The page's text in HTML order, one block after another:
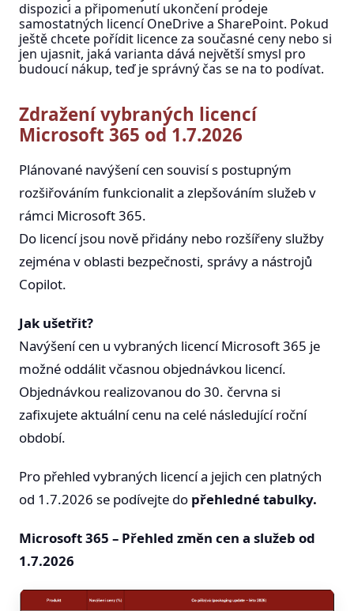
dispozici a připomenutí ukončení prodeje
samostatných licencí OneDrive a SharePoint. Pokud
ještě chcete pořídit licence za současné ceny nebo si
jen ujasnit, jaká varianta dává největší smysl pro
budoucí nákup, teď je správný čas se na to podívat.
Zdražení vybraných licencí
Microsoft 365 od 1.7.2026
Plánované navýšení cen souvisí s postupným
rozšiřováním funkcionalit a zlepšováním služeb v
rámci Microsoft 365.
Do licencí jsou nově přidány nebo rozšířeny služby
zejména v oblasti bezpečnosti, správy a nástrojů
Copilot.
Jak ušetřit?
Navýšení cen u vybraných licencí Microsoft 365 je
možné oddálit včasnou objednávkou licencí.
Objednávkou realizovanou do 30. června si
zafixujete aktuální cenu na celé následující roční
období.
Pro přehled vybraných licencí a jejich cen platných
od 1.7.2026 se podívejte do přehledné tabulky.
Microsoft 365 – Přehled změn cen a služeb od
1.7.2026